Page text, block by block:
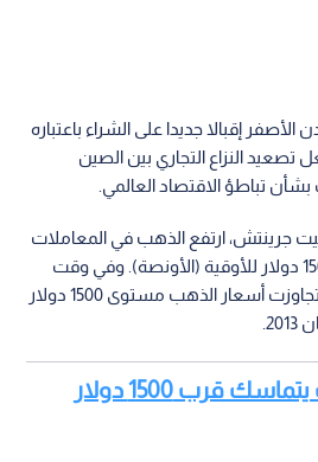
إقبالا جديدا على الشراء باعتباره
النزاع التجاري بين الصين
تباطؤ الاقتصاد العالمي.
الساعة 06:01 بتوقيت جرينتش، ارتفع الذهب في المعاملات
الفورية 0.5 بالمئة إلى 1507.22 دولار للأوقية (الأونصة). وفي وقت
سابق من الأسبوع الجاري، تجاوزت أسعار الذهب مستوى 1500 دولار
قرب 1500 دولار